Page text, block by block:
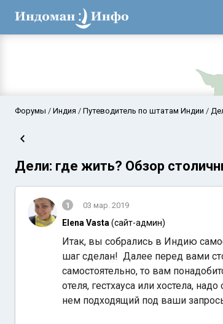
Форумы Индия Путеводитель по штатам Индии
Дели: где жить? Обзор
1 03 мар. 2019
Elena Vasta (сайт-админ)
Итак, вы собрались в Индию
шаг сделан! Далее перед вами
самостоятельно, то вам
отеля, гестхауса или хостела,
нем подходящий под ваши